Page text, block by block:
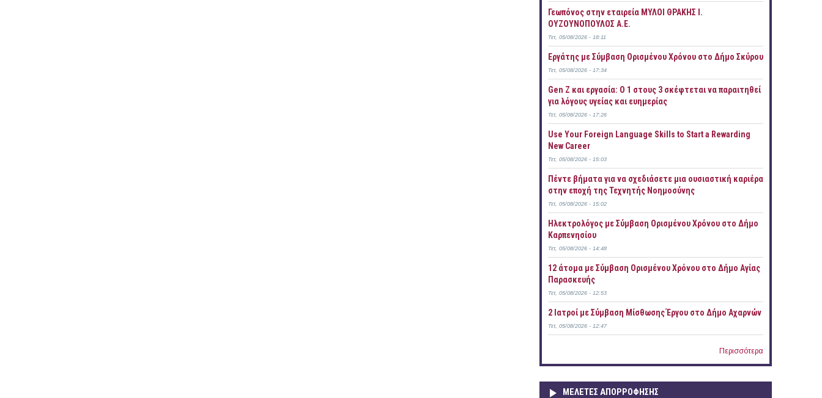
Γεωπόνος στην εταιρεία ΜΥΛΟΙ ΘΡΑΚΗΣ Ι.
ΟΥΖΟΥΝΟΠΟΥΛΟΣ Α.Ε.
Τετ, 05/08/2026 - 18:11
Εργάτης με Σύμβαση Ορισμένου Χρόνου στο Δήμο Σκύρου
Τετ, 05/08/2026 - 17:34
Gen Z και εργασία: Ο 1 στους 3 σκέφτεται να παραιτηθεί
για λόγους υγείας και ευημερίας
Τετ, 05/08/2026 - 17:26
Use Your Foreign Language Skills to Start a Rewarding
New Career
Τετ, 05/08/2026 - 15:03
Πέντε βήματα για να σχεδιάσετε μια ουσιαστική καριέρα
στην εποχή της Τεχνητής Νοημοσύνης
Τετ, 05/08/2026 - 15:02
Ηλεκτρολόγος με Σύμβαση Ορισμένου Χρόνου στο Δήμο
Καρπενησίου
Τετ, 05/08/2026 - 14:48
12 άτομα με Σύμβαση Ορισμένου Χρόνου στο Δήμο Αγίας
Παρασκευής
Τετ, 05/08/2026 - 12:53
2 Ιατροί με Σύμβαση Μίσθωσης Έργου στο Δήμο Αχαρνών
Τετ, 05/08/2026 - 12:47
Περισσότερα
ΜΕΛΕΤΕΣ ΑΠΟΡΡΟΦΗΣΗΣ